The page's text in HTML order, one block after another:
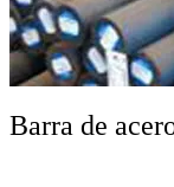
Barra de